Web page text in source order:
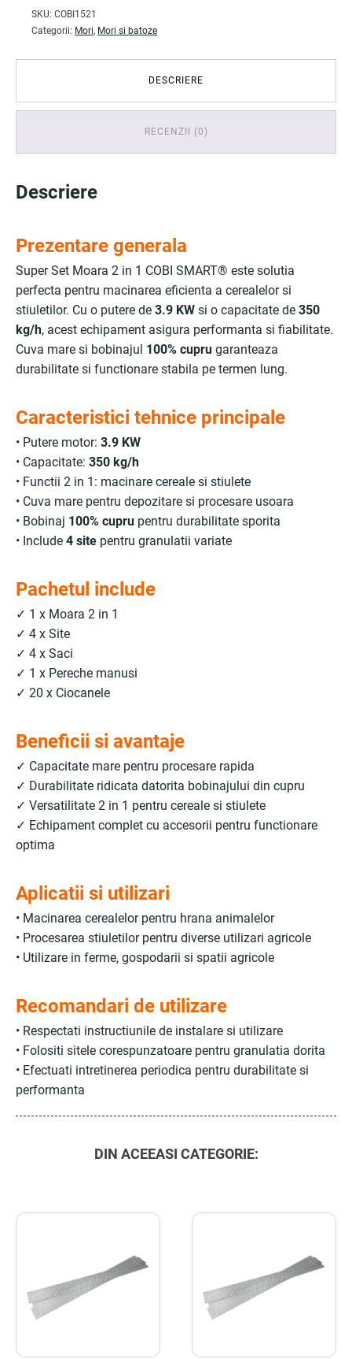
SKU: COBI1521
Categorii: Mori, Mori si batoze
DESCRIERE
RECENZII (0)
Descriere
Prezentare generala
Super Set Moara 2 in 1 COBI SMART® este solutia
perfecta pentru macinarea eficienta a cerealelor si
stiuletilor. Cu o putere de 3.9 KW si o capacitate de 350
kg/h, acest echipament asigura performanta si fiabilitate.
Cuva mare si bobinajul 100% cupru garanteaza
durabilitate si functionare stabila pe termen lung.
Caracteristici tehnice principale
• Putere motor: 3.9 KW
• Capacitate: 350 kg/h
• Functii 2 in 1: macinare cereale si stiulete
• Cuva mare pentru depozitare si procesare usoara
• Bobinaj 100% cupru pentru durabilitate sporita
• Include 4 site pentru granulatii variate
Pachetul include
✓ 1 x Moara 2 in 1
✓ 4 x Site
✓ 4 x Saci
✓ 1 x Pereche manusi
✓ 20 x Ciocanele
Beneficii si avantaje
✓ Capacitate mare pentru procesare rapida
✓ Durabilitate ridicata datorita bobinajului din cupru
✓ Versatilitate 2 in 1 pentru cereale si stiulete
✓ Echipament complet cu accesorii pentru functionare
optima
Aplicatii si utilizari
• Macinarea cerealelor pentru hrana animalelor
• Procesarea stiuletilor pentru diverse utilizari agricole
• Utilizare in ferme, gospodarii si spatii agricole
Recomandari de utilizare
• Respectati instructiunile de instalare si utilizare
• Folositi sitele corespunzatoare pentru granulatia dorita
• Efectuati intretinerea periodica pentru durabilitate si
performanta
DIN ACEEASI CATEGORIE: